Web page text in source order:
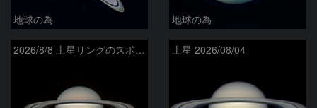
地球の為 地球の為
2026/8/8 土星リングのスポーク 土星 2026/08/04